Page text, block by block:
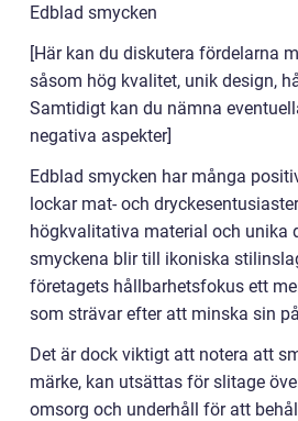
Edblad smycken
[Här kan du diskutera fördelarna
såsom hög kvalitet, unik design,
Samtidigt kan du nämna
negativa aspekter]
Edblad smycken har många
lockar mat- och
högkvalitativa material och unika
smyckena blir till ikoniska
företagets hållbarhetsfokus ett
som strävar efter att minska sin
Det är dock viktigt att notera att
märke, kan utsättas för slitage
omsorg och underhåll för att